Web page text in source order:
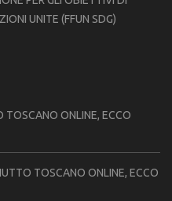
UNITE (FFUN SDG)
TOSCANO ONLINE, ECCO
TOSCANO ONLINE, ECCO